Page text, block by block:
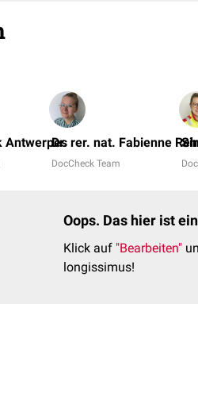
AntwerpesDr. rer. nat. Fabienne Reh
DocCheck Team
Oops. Das hier ist
Klick auf "Bearbeiten"
longissimus!